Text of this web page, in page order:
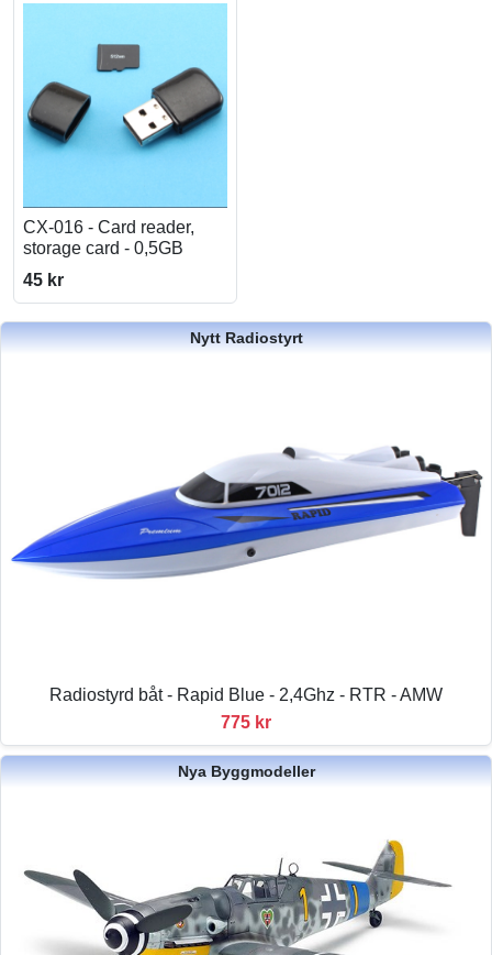
CX-016 - Card reader,
storage card - 0,5GB
45 kr
Nytt Radiostyrt
Radiostyrd båt - Rapid Blue - 2,4Ghz - RTR - AMW
775 kr
Nya Byggmodeller